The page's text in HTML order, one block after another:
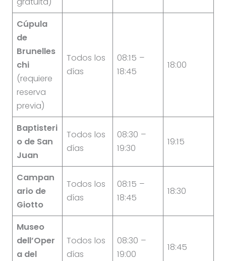
Cúpula
de
Brunelles
chi
(requiere
reserva
previa)
Todos los
días
08:15 –
18:45
18:00
Baptisteri
o de San
Juan
Todos los
días
08:30 –
19:30
19:15
Campan
ario de
Giotto
Todos los
días
08:15 –
18:45
18:30
Museo
dell’Oper
a del
Todos los
días
08:30 –
19:00
18:45